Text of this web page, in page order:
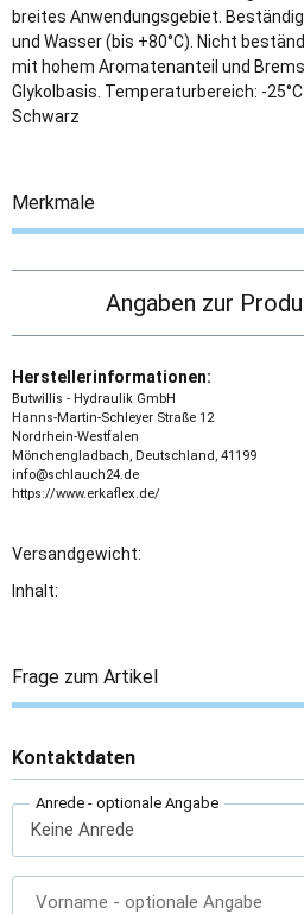
breites Anwendungsgebiet.
und Wasser (bis +80°C). Nicht
mit hohem Aromatenanteil und
Glykolbasis. Temperaturbereich: -
Schwarz
Merkmale
Angaben zur
Herstellerinformationen:
Butwillis - Hydraulik GmbH
Hanns-Martin-Schleyer Straße 12
Nordrhein-Westfalen
Mönchengladbach, Deutschland, 41199
info@schlauch24.de
https://www.erkaflex.de/
Versandgewicht:
Inhalt:
Frage zum Artikel
Kontaktdaten
Anrede - optionale Angabe
Vorname - optionale Angabe